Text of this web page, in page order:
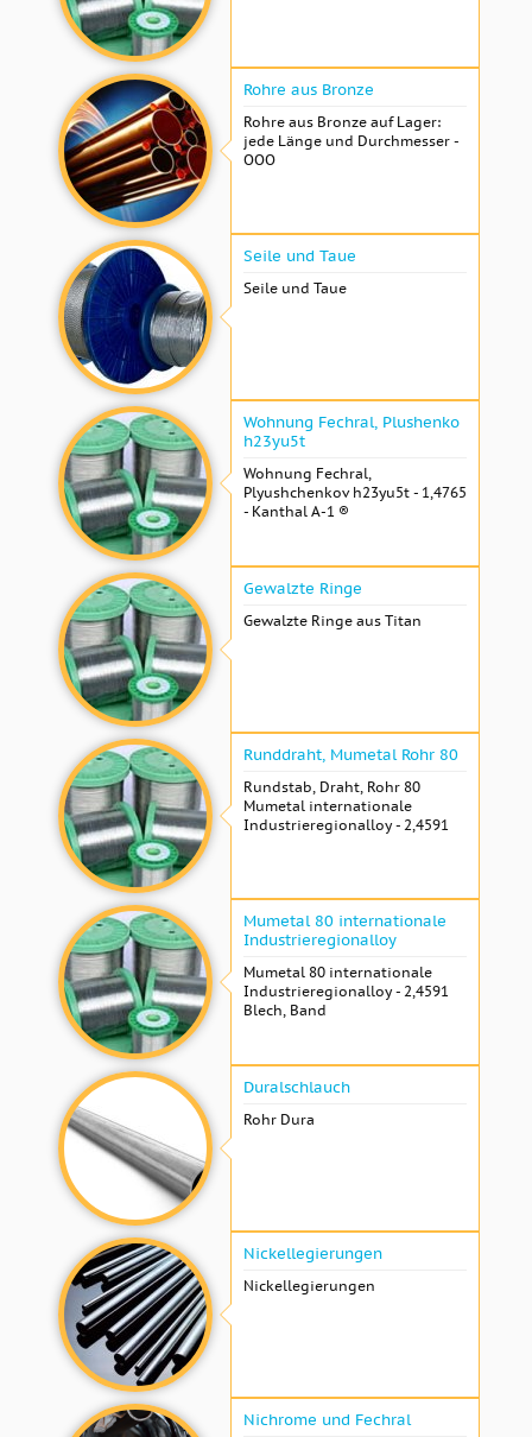
Rohre aus Bronze
Rohre aus Bronze auf Lager:
jede Länge und Durchmesser -
OOO
Seile und Taue
Seile und Taue
Wohnung Fechral, ​​Plushenko
h23yu5t
Wohnung Fechral, ​​
Plyushchenkov h23yu5t - 1,4765
- Kanthal A-1 ®
Gewalzte Ringe
Gewalzte Ringe aus Titan
Runddraht, Mumetal Rohr 80
Rundstab, Draht, Rohr 80
Mumetal internationale
Industrieregionalloy - 2,4591
Mumetal 80 internationale
Industrieregionalloy
Mumetal 80 internationale
Industrieregionalloy - 2,4591
Blech, Band
Duralschlauch
Rohr Dura
Nickellegierungen
Nickellegierungen
Nichrome und Fechral